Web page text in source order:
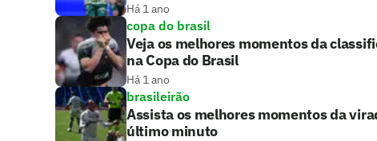
Há 1 ano
copa do brasil
Veja os melhores momentos da
na Copa do Brasil
Há 1 ano
brasileirão
Assista os melhores momentos da
último minuto